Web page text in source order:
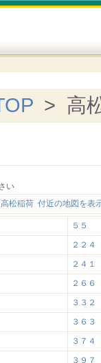
> 高
い
松稲荷 付近の地図を表
５５
２２４
２４１
２６６
３３２
３６３
３７４
３９７